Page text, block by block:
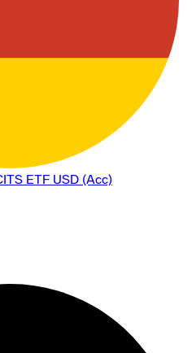
ETF USD (Acc)